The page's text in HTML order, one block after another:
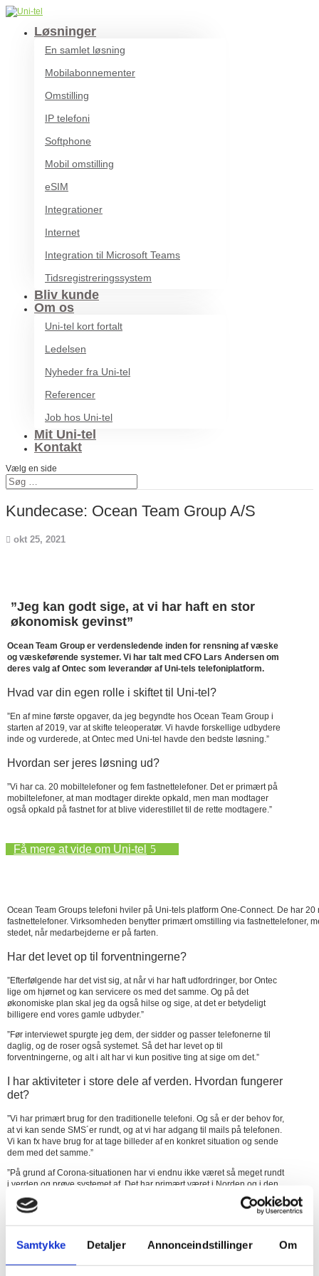
Samtykke Detaljer Annonceindstillinger Om
Løsninger
En samlet løsning
Mobilabonnementer
Omstilling
IP telefoni
Softphone
Mobil omstilling
eSIM
Integrationer
Internet
Integration til Microsoft Teams
Tidsregistreringssystem
Bliv kunde
Om os
Uni-tel kort fortalt
Ledelsen
Nyheder fra Uni-tel
Referencer
Job hos Uni-tel
Mit Uni-tel
Kontakt
Vælg en side
Kundecase: Ocean Team Group A/S
okt 25, 2021
”Jeg kan godt sige, at vi har haft en stor
økonomisk gevinst”
Ocean Team Group er verdensledende inden for rensning af væske
og væskeførende systemer. Vi har talt med CFO Lars Andersen om
deres valg af Ontec som leverandør af Uni-tels telefoniplatform.
Hvad var din egen rolle i skiftet til Uni-tel?
”En af mine første opgaver, da jeg begyndte hos Ocean Team Group i
starten af 2019, var at skifte teleoperatør. Vi havde forskellige udbydere
inde og vurderede, at Ontec med Uni-tel havde den bedste løsning.”
Hvordan ser jeres løsning ud?
”Vi har ca. 20 mobiltelefoner og fem fastnettelefoner. Det er primært på
mobiltelefoner, at man modtager direkte opkald, men man modtager
også opkald på fastnet for at blive viderestillet til de rette modtagere.”
Få mere at vide om Uni-tel
Ocean Team Groups telefoni hviler på Uni-tels platform One-Connect. De har
fastnettelefoner. Virksomheden benytter primært omstilling via fastnettelefoner,
stedet, når medarbejderne er på farten.
Har det levet op til forventningerne?
”Efterfølgende har det vist sig, at når vi har haft udfordringer, bor Ontec
lige om hjørnet og kan servicere os med det samme. Og på det
økonomiske plan skal jeg da også hilse og sige, at det er betydeligt
billigere end vores gamle udbyder.”
”Før interviewet spurgte jeg dem, der sidder og passer telefonerne til
daglig, og de roser også systemet. Så det har levet op til
forventningerne, og alt i alt har vi kun positive ting at sige om det.”
I har aktiviteter i store dele af verden. Hvordan fungerer
det?
”Vi har primært brug for den traditionelle telefoni. Og så er der behov for,
at vi kan sende SMS´er rundt, og at vi har adgang til mails på telefonen.
Vi kan fx have brug for at tage billeder af en konkret situation og sende
dem med det samme.”
”På grund af Corona-situationen har vi endnu ikke været så meget rundt
i verden og prøve systemet af. Det har primært været i Norden og i den
nordlige del af Europa, inklusive England. Men der fungerer det godt.”
modtager kald påfastnettelefonen til daglig, lagde vægt på, at de kunne